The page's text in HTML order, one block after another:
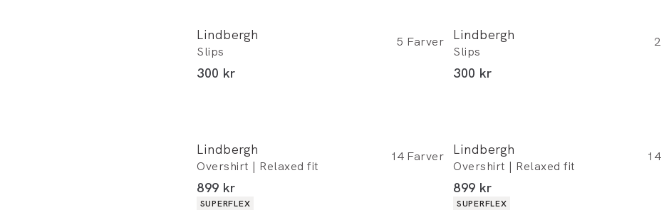
Lindbergh
Slips
5 Farver
I alt (inkl. rabat)
300 kr
Lindbergh
Slips
2
I alt (inkl. rabat)
300 kr
Lindbergh
Overshirt | Relaxed fit
14 Farver
I alt (inkl. rabat)
899 kr
Produkt egenskaber
SUPERFLEX
Lindbergh
Overshirt | Relaxed fit
14
I alt (inkl. rabat)
899 kr
Produkt egenskaber
SUPERFLEX